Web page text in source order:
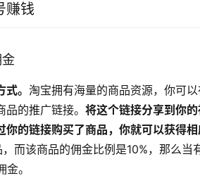
赚钱
金
式。淘宝拥有海量的商品资源，你可
品的推广链接。将这个链接分享到你
你的链接购买了商品，你就可以获得
而该商品的佣金比例是10%，那么当
。